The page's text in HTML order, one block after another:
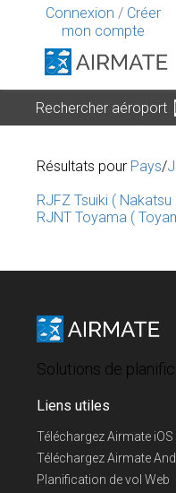
Connexion / Créer
mon compte
Rechercher aéroport
Résultats pour Pays/
RJFZ Tsuiki ( Nakatsu
RJNT Toyama (
Solutions de
Liens utiles
Téléchargez Airmate iOS
Téléchargez Airmate
Planification de vol Web